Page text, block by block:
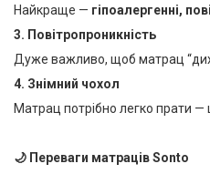
Найкраще — гіпоалергенні,
3. Повітропроникність
Дуже важливо, щоб матрац
4. Знімний чохол
Матрац потрібно легко прати —
🌙 Переваги матраців Sonto